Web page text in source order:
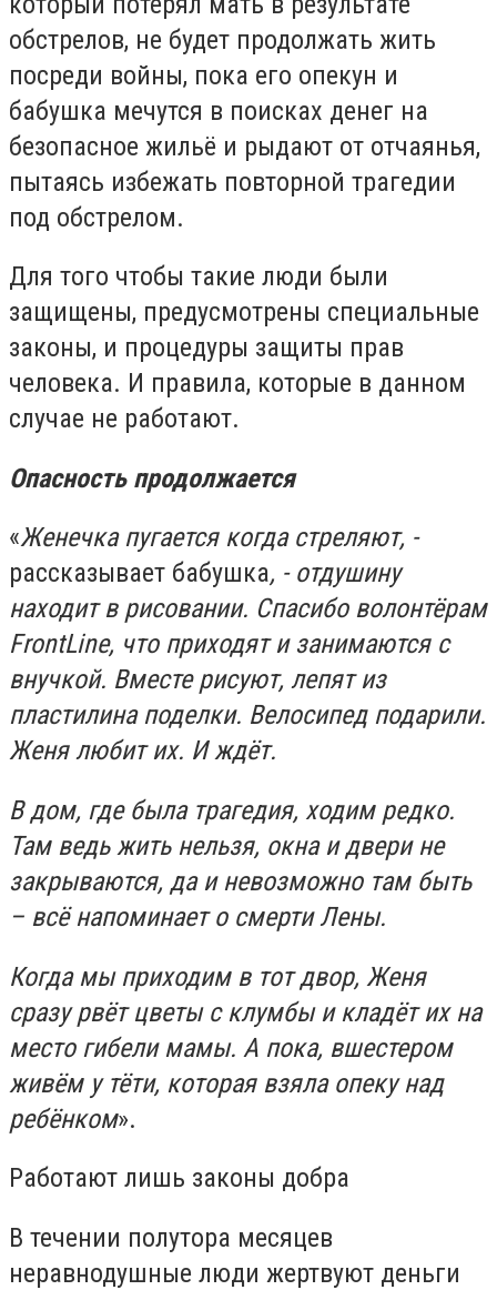
обстрелов, не будет продолжать жить
посреди войны, пока его опекун и
бабушка мечутся в поисках денег на
безопасное жильё и рыдают от отчаянья,
пытаясь избежать повторной трагедии
под обстрелом.
Для того чтобы такие люди были
защищены, предусмотрены специальные
законы, и процедуры защиты прав
человека. И правила, которые в данном
случае не работают.
Опасность продолжается
«Женечка пугается когда стреляют, -
рассказывает бабушка, - отдушину
находит в рисовании. Спасибо волонтёрам
FrontLine, что приходят и занимаются с
внучкой. Вместе рисуют, лепят из
пластилина поделки. Велосипед подарили.
Женя любит их. И ждёт.
В дом, где была трагедия, ходим редко.
Там ведь жить нельзя, окна и двери не
закрываются, да и невозможно там быть
– всё напоминает о смерти Лены.
Когда мы приходим в тот двор, Женя
сразу рвёт цветы с клумбы и кладёт их на
место гибели мамы. А пока, вшестером
живём у тёти, которая взяла опеку над
ребёнком».
Работают лишь законы добра
В течении полутора месяцев
неравнодушные люди жертвуют деньги